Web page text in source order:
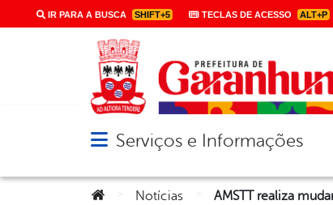
IR PARA A BUSCA SHIFT+5 TECLAS DE ACESSO ALT+P
Abrir menu principal de navegação
Serviços e Informações
Você está aqui:
Notícias